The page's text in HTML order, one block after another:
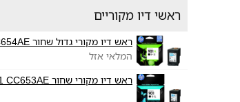
ראשי דיו מקוריים
ראש דיו מקורי גדול שחור HP 901XL CC654AE
המלאי אזל
ראש דיו מקורי שחור HP 901 CC653AE